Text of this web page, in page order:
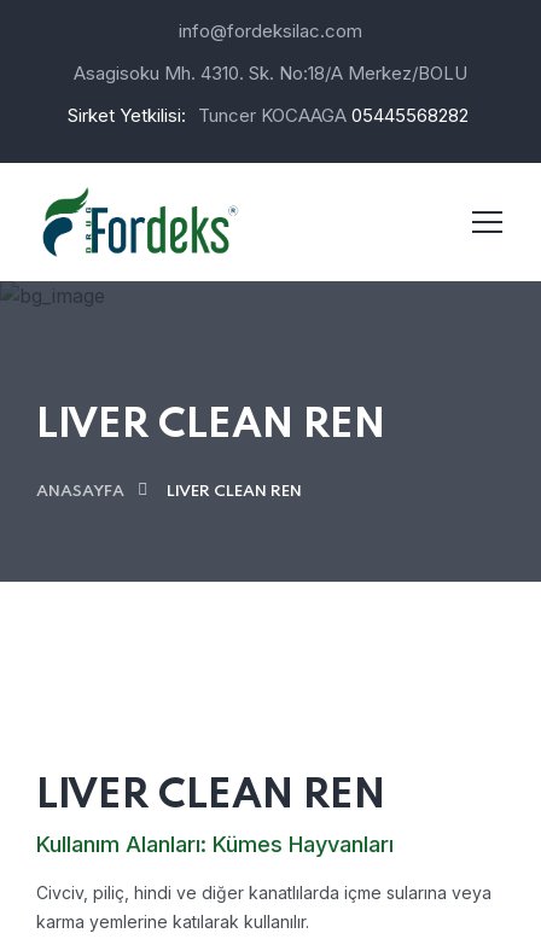
info@fordeksilac.com
Asagisoku Mh. 4310. Sk. No:18/A Merkez/BOLU
Sirket Yetkilisi:
Tuncer KOCAAGA 05445568282
LIVER CLEAN REN
ANASAYFA LIVER CLEAN REN
LIVER CLEAN REN
Kullanım Alanları: Kümes Hayvanları
Civciv, piliç, hindi ve diğer kanatlılarda içme sularına veya
karma yemlerine katılarak kullanılır.